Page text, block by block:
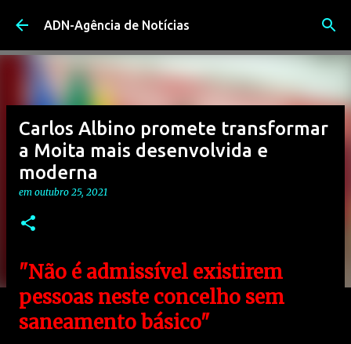
Avançar para o conteúdo principal
ADN-Agência de Notícias
Carlos Albino promete transformar
a Moita mais desenvolvida e
moderna
em outubro 25, 2021
"Não é admissível existirem
pessoas neste concelho sem
saneamento básico"